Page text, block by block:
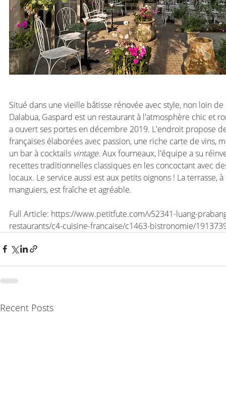
Situé dans une vieille bâtisse rénovée avec style, non loin
Dalabua, Gaspard est un restaurant à l'atmosphère chic et
a ouvert ses portes en décembre 2019. L'endroit propose
françaises élaborées avec passion, une riche carte de vins,
un bar à cocktails vintage. Aux fourneaux, l'équipe a su
recettes traditionnelles classiques en les concoctant avec
locaux. Le service aussi est aux petits oignons ! La terrasse,
manguiers, est fraîche et agréable.
Full Article: https://www.petitfute.com/v52341-luang-
restaurants/c4-cuisine-francaise/c1463-bistronomie/
Recent Posts